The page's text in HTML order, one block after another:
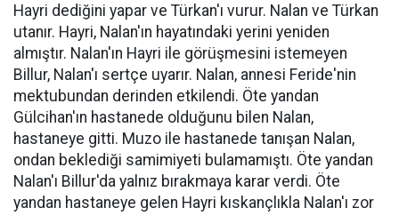
Hayri dediğini yapar ve Türkan'ı vurur. Nalan ve Türkan
utanır. Hayri, Nalan'ın hayatındaki yerini yeniden
almıştır. Nalan'ın Hayri ile görüşmesini istemeyen
Billur, Nalan'ı sertçe uyarır. Nalan, annesi Feride'nin
mektubundan derinden etkilendi. Öte yandan
Gülcihan'ın hastanede olduğunu bilen Nalan,
hastaneye gitti. Muzo ile hastanede tanışan Nalan,
ondan beklediği samimiyeti bulamamıştı. Öte yandan
Nalan'ı Billur'da yalnız bırakmaya karar verdi. Öte
yandan hastaneye gelen Hayri kıskançlıkla Nalan'ı zor